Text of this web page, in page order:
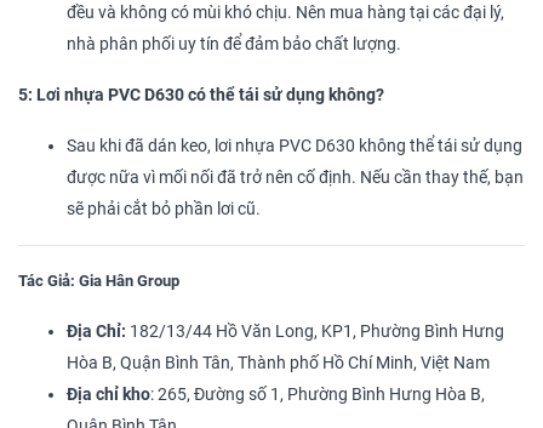
đều và không có mùi khó chịu. Nên mua hàng tại các đại lý,
nhà phân phối uy tín để đảm bảo chất lượng.
5: Lơi nhựa PVC D630 có thể tái sử dụng không?
Sau khi đã dán keo, lơi nhựa PVC D630 không thể tái sử dụng
được nữa vì mối nối đã trở nên cố định. Nếu cần thay thế, bạn
sẽ phải cắt bỏ phần lơi cũ.
Tác Giả: Gia Hân Group
Địa Chỉ: 182/13/44 Hồ Văn Long, KP1, Phường Bình Hưng
Hòa B, Quận Bình Tân, Thành phố Hồ Chí Minh, Việt Nam
Địa chỉ kho: 265, Đường số 1, Phường Bình Hưng Hòa B,